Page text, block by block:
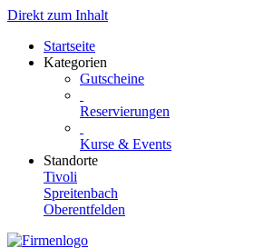
Direkt zum Inhalt
Startseite
Kategorien
Gutscheine
Reservierungen
Kurse & Events
Standorte
Tivoli
Spreitenbach
Oberentfelden